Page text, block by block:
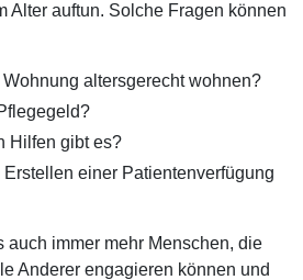
Alter auftun. Solche Fragen können
altersgerecht wohnen?
Hilfen gibt es?
einer Patientenverfügung
auch immer mehr Menschen, die
Anderer engagieren können und